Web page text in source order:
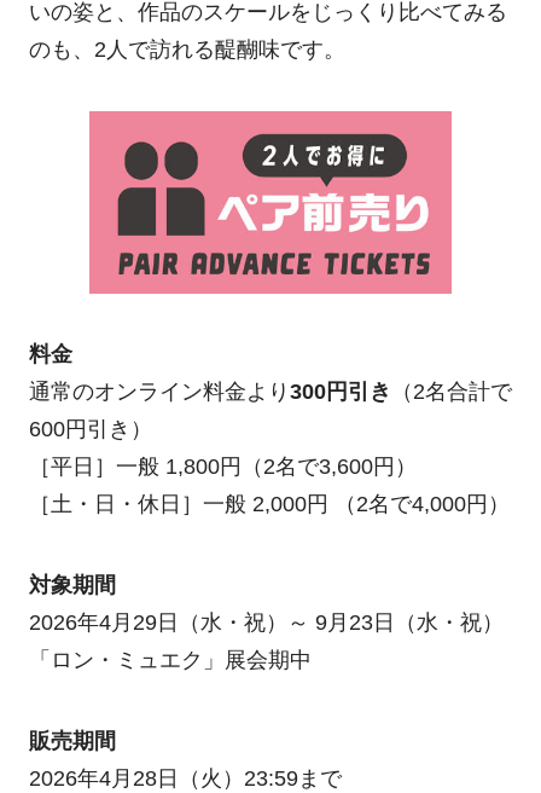
いの姿と、作品のスケールをじっくり比べてみる
のも、2人で訪れる醍醐味です。
料金
通常のオンライン料金より 300円引き
（2名合計で
600円引き）
［平日］一般 1,800円（2名で3,600円）
［土・日・休日］一般 2,000円 （2名で4,000円）
対象期間
2026年4月29日（水・祝）～ 9月23日（水・祝）
「ロン・ミュエク」展会期中
販売期間
2026年4月28日（火）23:59まで